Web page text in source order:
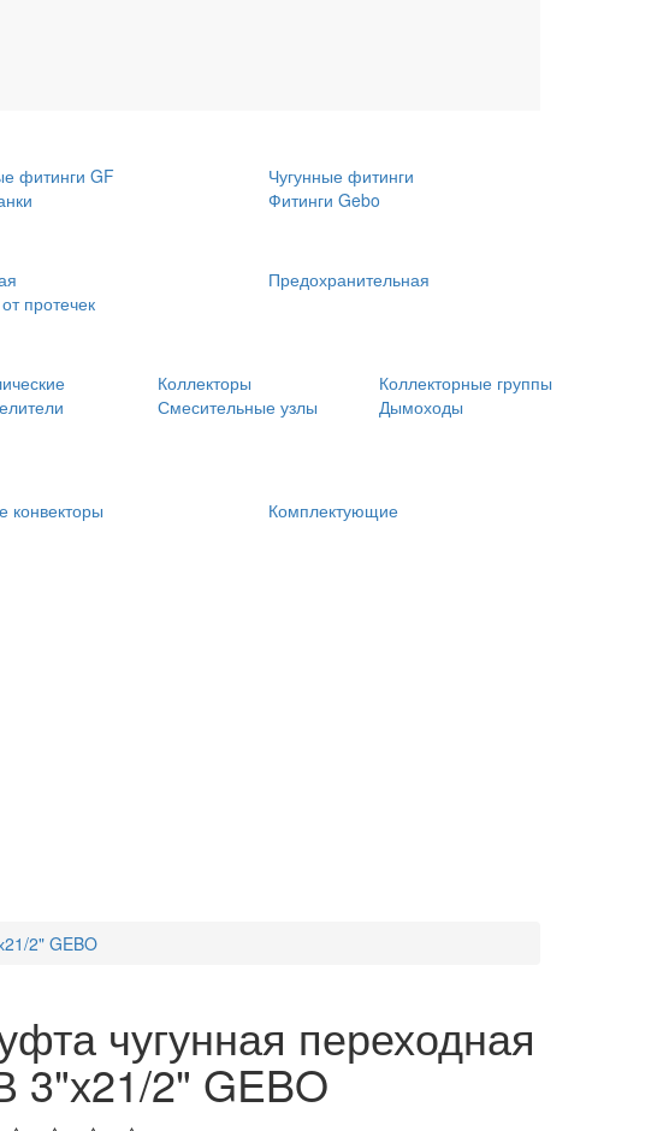
фитинги GF
Чугунные фитинги
Фитинги Gebo
Предохранительная
протечек
Коллекторы
Коллекторные группы
Смесительные узлы
Дымоходы
конвекторы Комплектующие
2" GEBO
чугунная переходная
3"х21/2" GEBO